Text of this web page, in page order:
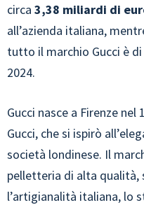
circa 3,38 miliardi di
all’azienda italiana,
tutto il marchio Gucci è
2024.
Gucci nasce a Firenze nel
Gucci, che si ispirò
società londinese. Il
pelletteria di alta qualità,
l’artigianalità italiana, lo